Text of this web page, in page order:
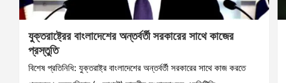
যুক্তরাষ্ট্রের বাংলাদেশের অন্তর্বর্তী সরকারের সাথে কাজের
প্রস্তুতি
বিশেষ প্রতিনিধি: যুক্তরাষ্ট্র বাংলাদেশের অন্তর্বর্তী সরকারের সাথে কাজ করতে